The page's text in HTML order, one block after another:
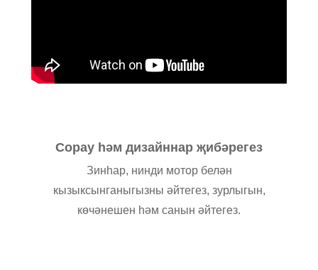
Сорау һәм дизайннар җибәрегез
Зинһар, нинди мотор белән
кызыксынганыгызны әйтегез, зурлыгын,
көчәнешен һәм санын әйтегез.